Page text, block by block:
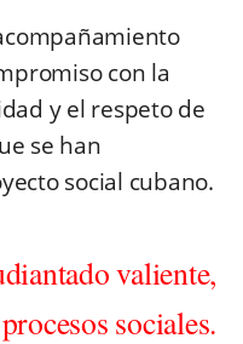
con la
y el respeto de
se han
social cubano.
valiente,
sociales.